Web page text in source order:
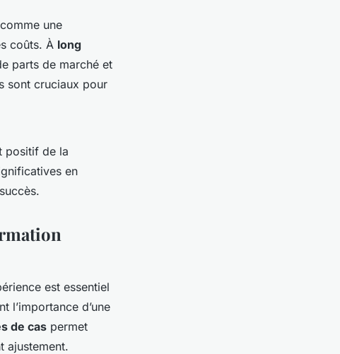
une
coûts. À long
parts de marché et
sont cruciaux pour
positif de la
en
est essentiel
l’importance d’une
de cas permet
ajustement.